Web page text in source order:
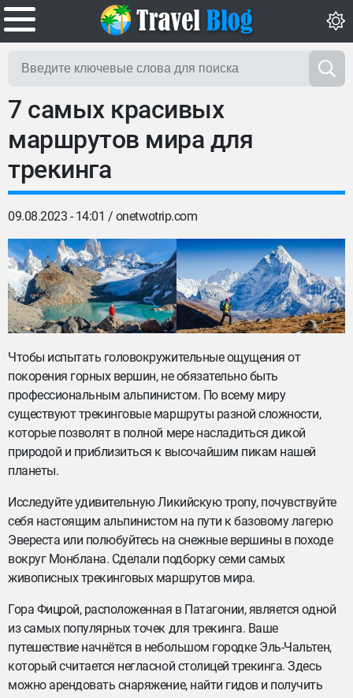
7 самых красивых
маршрутов мира для
трекинга
09.08.2023 - 14:01 / onetwotrip.com
Чтобы испытать головокружительные ощущения от
покорения горных вершин, не обязательно быть
профессиональным альпинистом. По всему миру
существуют трекинговые маршруты разной сложности,
которые позволят в полной мере насладиться дикой
природой и приблизиться к высочайшим пикам нашей
планеты.
Исследуйте удивительную Ликийскую тропу, почувствуйте
себя настоящим альпинистом на пути к базовому лагерю
Эвереста или полюбуйтесь на снежные вершины в походе
вокруг Монблана. Сделали подборку семи самых
живописных трекинговых маршрутов мира.
Гора Фицрой, расположенная в Патагонии, является одной
из самых популярных точек для трекинга. Ваше
путешествие начнётся в небольшом городке Эль-Чальтен,
который считается негласной столицей трекинга. Здесь
можно арендовать снаряжение, найти гидов и получить